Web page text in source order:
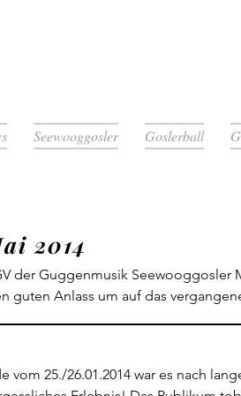
Seewooggosler Goslerball
2014
der Guggenmusik Seewooggosler
guten Anlass um auf das
bereits neue Pläne für das
Präsident Joël Bühler übernimmt
in den Vorstand wird Sandro
25./26.01.2014 war es nach